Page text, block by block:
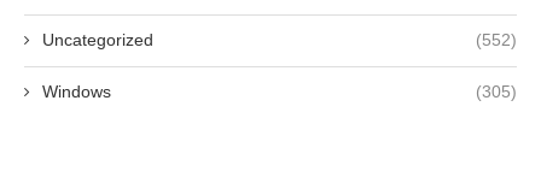
Uncategorized (552)
Windows (305)